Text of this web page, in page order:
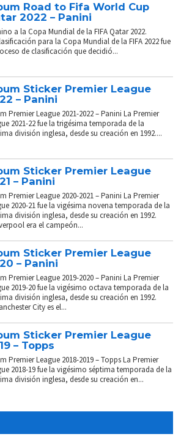
Road to Fifa World Cup
2022 – Panini
a la Copa Mundial de la FIFA Qatar 2022.
para la Copa Mundial de la FIFA 2022 fue
de clasificación que decidió...
Sticker Premier League
– Panini
Premier League 2021-2022 – Panini La Premier
2021-22 fue la trigésima temporada de la
división inglesa, desde su creación en 1992....
Sticker Premier League
– Panini
Premier League 2020-2021 – Panini La Premier
2020-21 fue la vigésima novena temporada de la
división inglesa, desde su creación en 1992.
era el campeón...
Sticker Premier League
– Panini
Premier League 2019-2020 – Panini La Premier
2019-20 fue la vigésimo octava temporada de la
división inglesa, desde su creación en 1992.
City es el...
Sticker Premier League
– Topps
Premier League 2018-2019 – Topps La Premier
2018-19 fue la vigésimo séptima temporada de la
división inglesa, desde su creación en...